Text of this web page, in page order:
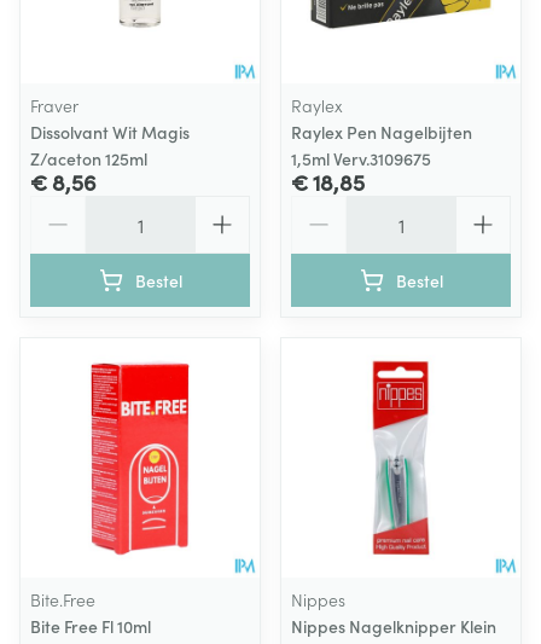
Fraver
Dissolvant Wit Magis
Z/aceton 125ml
€ 8,56
Bestel
Raylex
Raylex Pen Nagelbijten
1,5ml Verv.3109675
€ 18,85
Bestel
Bite.Free
Bite Free Fl 10ml
Nippes
Nippes Nagelknipper Klein